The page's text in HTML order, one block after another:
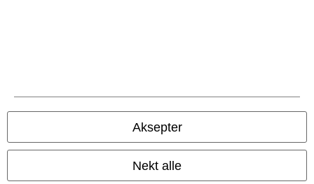
Aksepter
Nekt alle
Juridisk informasjon/Vilkår